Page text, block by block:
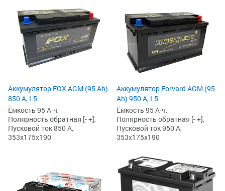
Аккумулятор FOX AGM (95 Ah)
850 А, L5
Ёмкость 95 А·ч,
Полярность обратная [- +],
Пусковой ток 850 А,
353x175x190
Аккумулятор Forvard AGM (95
Ah) 950 А, L5
Ёмкость 95 А·ч,
Полярность обратная [- +],
Пусковой ток 950 А,
353x175x190